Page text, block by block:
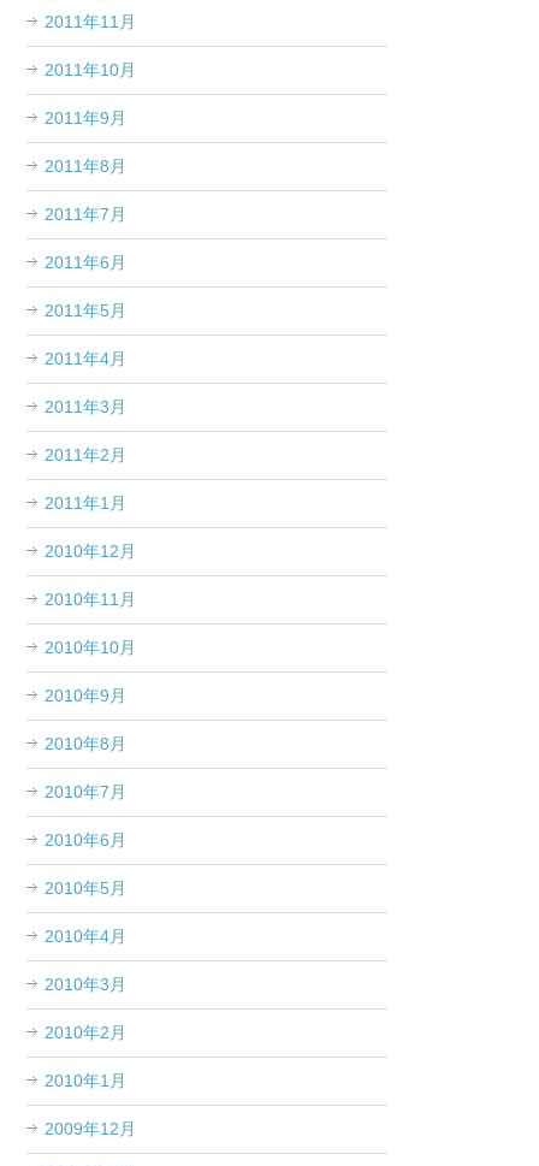
2011年11月
2011年10月
2011年9月
2011年8月
2011年7月
2011年6月
2011年5月
2011年4月
2011年3月
2011年2月
2011年1月
2010年12月
2010年11月
2010年10月
2010年9月
2010年8月
2010年7月
2010年6月
2010年5月
2010年4月
2010年3月
2010年2月
2010年1月
2009年12月